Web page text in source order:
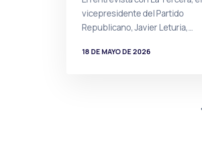
vicepresidente del Partido
Republicano, Javier Leturia,…
18 DE MAYO DE 2026